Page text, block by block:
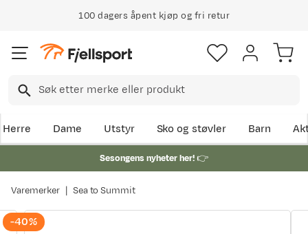
100 dagers åpent kjøp og fri retur
Herre Dame Utstyr Sko og støvler Barn
Sesongens nyheter her!👉
Varemerker Sea to Summit
-40%